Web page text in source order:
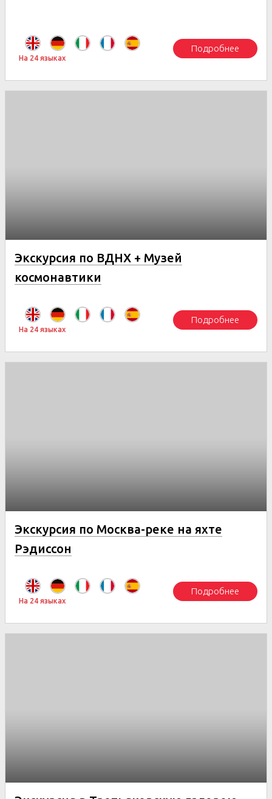
На 24 языках
Подробнее
Экскурсия по ВДНХ + Музей
космонавтики
На 24 языках
Подробнее
Экскурсия по Москва-реке на яхте
Рэдиссон
На 24 языках
Подробнее